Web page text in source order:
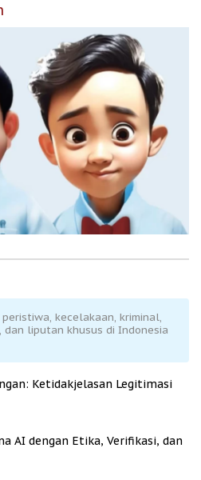
kecelakaan, kriminal,
dan liputan khusus di Indonesia
Ketidakjelasan Legitimasi
AI dengan Etika, Verifikasi, dan